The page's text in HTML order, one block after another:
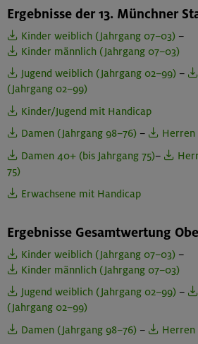
Ergebnisse der 13. Münchner
Kinder weiblich (Jahrgang 07–03) –
Kinder männlich (Jahrgang 07–03)
Jugend weiblich (Jahrgang 02–99) –
(Jahrgang 02–99)
Kinder/Jugend mit Handicap
Damen (Jahrgang 98–76) –
Herren
Damen 40+ (bis Jahrgang 75)–
75)
Erwachsene mit Handicap
Ergebnisse Gesamtwertung
Kinder weiblich (Jahrgang 07–03) –
Kinder männlich (Jahrgang 07–03)
Jugend weiblich (Jahrgang 02–99) –
(Jahrgang 02–99)
Damen (Jahrgang 98–76) –
Herren